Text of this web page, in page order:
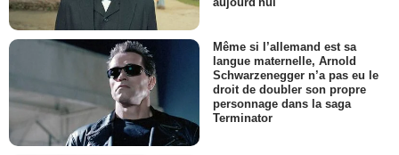
Même si l’allemand est sa
langue maternelle, Arnold
Schwarzenegger n’a pas eu le
droit de doubler son propre
personnage dans la saga
Terminator